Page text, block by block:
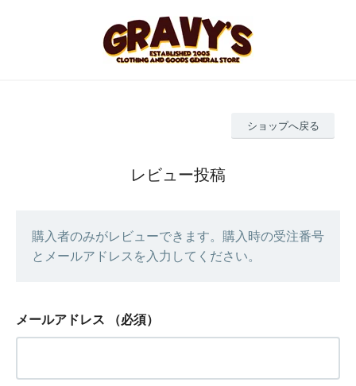
ショップへ戻る
レビュー投稿
購入者のみがレビューできます。購入時の受注番号
とメールアドレスを入力してください。
メールアドレス （必須）